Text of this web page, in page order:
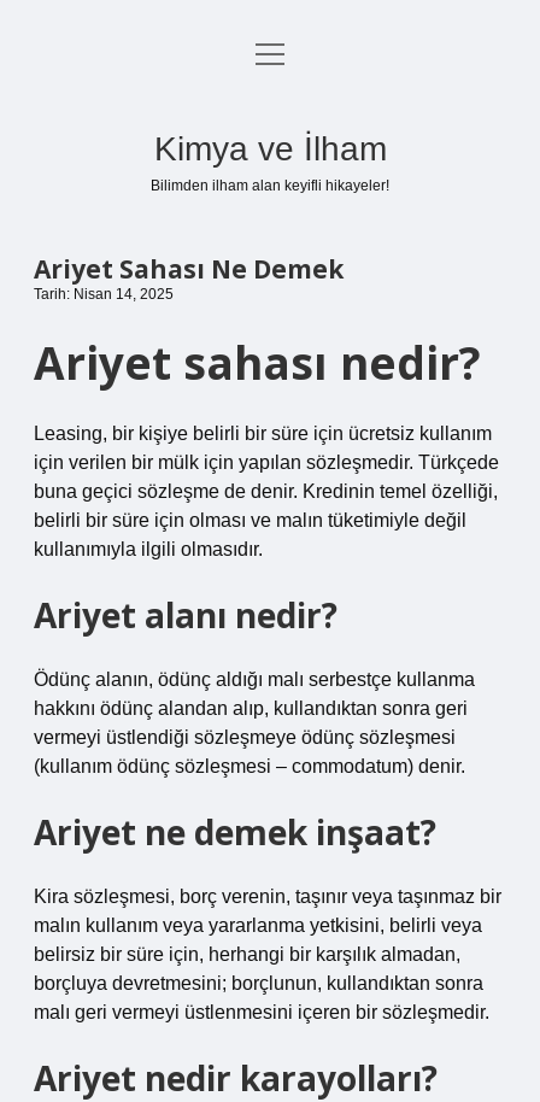
Anasayfa
menüyü
Kimya ve İlham
Bilimden ilham alan keyifli hikayeler!
Ariyet Sahası Ne Demek
Tarih: Nisan 14, 2025
Ariyet sahası nedir?
Leasing, bir kişiye belirli bir süre için ücretsiz kullanım
için verilen bir mülk için yapılan sözleşmedir. Türkçede
buna geçici sözleşme de denir. Kredinin temel özelliği,
belirli bir süre için olması ve malın tüketimiyle değil
kullanımıyla ilgili olmasıdır.
Ariyet alanı nedir?
Ödünç alanın, ödünç aldığı malı serbestçe kullanma
hakkını ödünç alandan alıp, kullandıktan sonra geri
vermeyi üstlendiği sözleşmeye ödünç sözleşmesi
(kullanım ödünç sözleşmesi – ​​commodatum) denir.
Ariyet ne demek inşaat?
Kira sözleşmesi, borç verenin, taşınır veya taşınmaz bir
malın kullanım veya yararlanma yetkisini, belirli veya
belirsiz bir süre için, herhangi bir karşılık almadan,
borçluya devretmesini; borçlunun, kullandıktan sonra
malı geri vermeyi üstlenmesini içeren bir sözleşmedir.
Ariyet nedir karayolları?